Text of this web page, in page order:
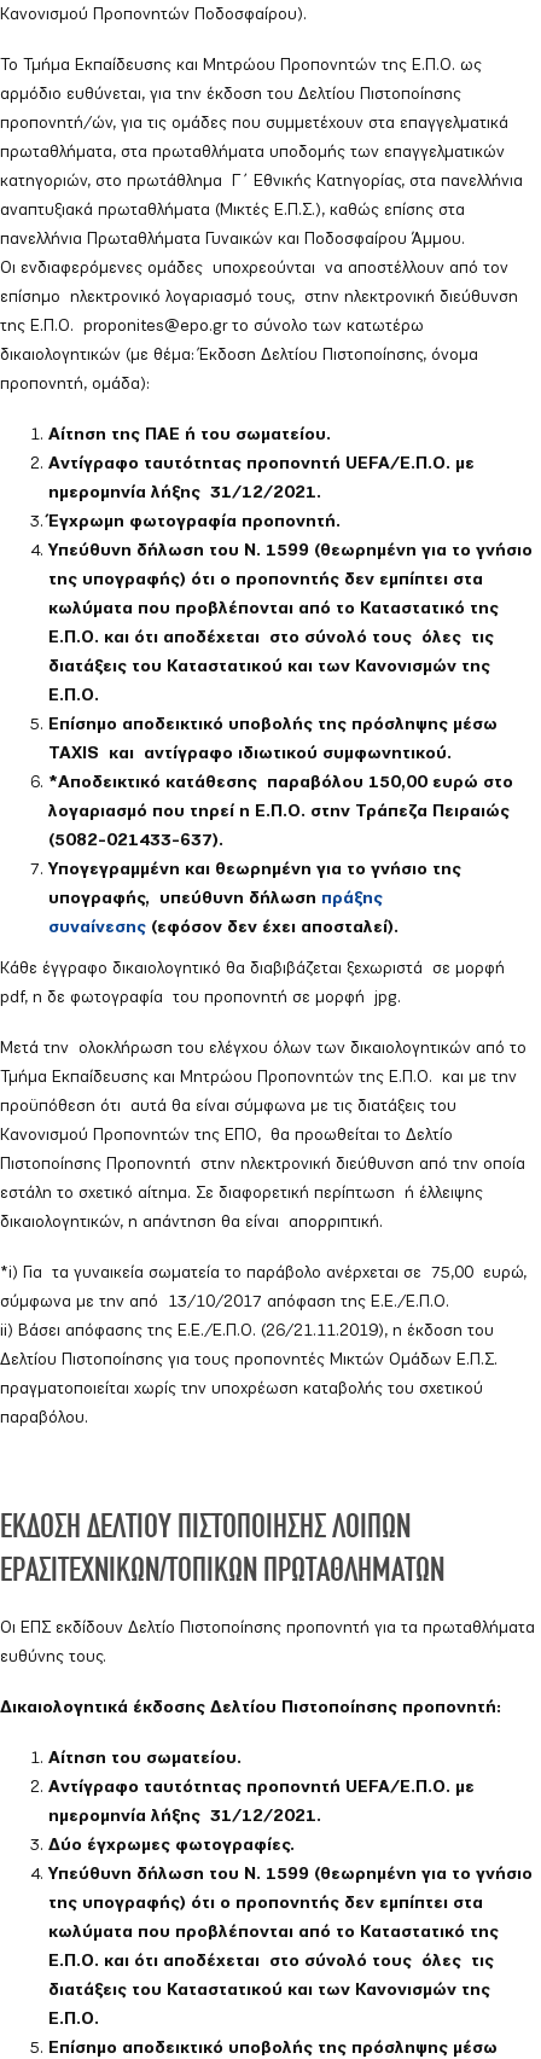
Κανονισμού Προπονητών Ποδοσφαίρου).
Το Τμήμα Εκπαίδευσης και Μητρώου Προπονητών της Ε.Π.Ο. ως
αρμόδιο ευθύνεται, για την έκδοση του Δελτίου Πιστοποίησης
προπονητή/ών, για τις ομάδες που συμμετέχουν στα επαγγελματικά
πρωταθλήματα, στα πρωταθλήματα υποδομής των επαγγελματικών
κατηγοριών, στο πρωτάθλημα Γ΄ Εθνικής Κατηγορίας, στα πανελλήνια
αναπτυξιακά πρωταθλήματα (Μικτές Ε.Π.Σ.), καθώς επίσης στα
πανελλήνια Πρωταθλήματα Γυναικών και Ποδοσφαίρου Άμμου.
Οι ενδιαφερόμενες ομάδες υποχρεούνται να αποστέλλουν από τον
επίσημο ηλεκτρονικό λογαριασμό τους, στην ηλεκτρονική διεύθυνση
της Ε.Π.Ο. proponites@epo.gr το σύνολο των κατωτέρω
δικαιολογητικών (με θέμα: Έκδοση Δελτίου Πιστοποίησης, όνομα
προπονητή, ομάδα):
Αίτηση της ΠΑΕ ή του σωματείου.
Αντίγραφο ταυτότητας προπονητή UEFA/Ε.Π.Ο. με
ημερομηνία λήξης 31/12/2021.
Έγχρωμη φωτογραφία προπονητή.
Υπεύθυνη δήλωση του Ν. 1599 (θεωρημένη για το γνήσιο
της υπογραφής) ότι ο προπονητής δεν εμπίπτει στα
κωλύματα που προβλέπονται από το Καταστατικό της
Ε.Π.Ο. και ότι αποδέχεται στο σύνολό τους όλες τις
διατάξεις του Καταστατικού και των Κανονισμών της
Ε.Π.Ο.
Επίσημο αποδεικτικό υποβολής της πρόσληψης μέσω
TAXIS και αντίγραφο ιδιωτικού συμφωνητικού.
*Αποδεικτικό κατάθεσης παραβόλου 150,00 ευρώ στο
λογαριασμό που τηρεί η Ε.Π.Ο. στην Τράπεζα Πειραιώς
(5082-021433-637).
Υπογεγραμμένη και θεωρημένη για το γνήσιο της
υπογραφής, υπεύθυνη δήλωση πράξης
συναίνεσης (εφόσον δεν έχει αποσταλεί).
Κάθε έγγραφο δικαιολογητικό θα διαβιβάζεται ξεχωριστά σε μορφή
pdf, η δε φωτογραφία του προπονητή σε μορφή jpg.
Μετά την ολοκλήρωση του ελέγχου όλων των δικαιολογητικών από το
Τμήμα Εκπαίδευσης και Μητρώου Προπονητών της Ε.Π.Ο. και με την
προϋπόθεση ότι αυτά θα είναι σύμφωνα με τις διατάξεις του
Κανονισμού Προπονητών της ΕΠΟ, θα προωθείται το Δελτίο
Πιστοποίησης Προπονητή στην ηλεκτρονική διεύθυνση από την οποία
εστάλη το σχετικό αίτημα. Σε διαφορετική περίπτωση ή έλλειψης
δικαιολογητικών, η απάντηση θα είναι απορριπτική.
*i) Για τα γυναικεία σωματεία το παράβολο ανέρχεται σε 75,00 ευρώ,
σύμφωνα με την από 13/10/2017 απόφαση της Ε.Ε./Ε.Π.Ο.
ii) Βάσει απόφασης της Ε.Ε./Ε.Π.Ο. (26/21.11.2019), η έκδοση του
Δελτίου Πιστοποίησης για τους προπονητές Μικτών Ομάδων Ε.Π.Σ.
πραγματοποιείται χωρίς την υποχρέωση καταβολής του σχετικού
παραβόλου.
ΕΚΔΟΣΗ ΔΕΛΤΙΟΥ ΠΙΣΤΟΠΟΙΗΣΗΣ ΛΟΙΠΩΝ
ΕΡΑΣΙΤΕΧΝΙΚΩΝ/ΤΟΠΙΚΩΝ ΠΡΩΤΑΘΛΗΜΑΤΩΝ
Οι ΕΠΣ εκδίδουν Δελτίο Πιστοποίησης προπονητή για τα πρωταθλήματα
ευθύνης τους.
Δικαιολογητικά έκδοσης Δελτίου Πιστοποίησης προπονητή:
Αίτηση του σωματείου.
Αντίγραφο ταυτότητας προπονητή UEFA/Ε.Π.Ο. με
ημερομηνία λήξης 31/12/2021.
Δύο έγχρωμες φωτογραφίες.
Υπεύθυνη δήλωση του Ν. 1599 (θεωρημένη για το γνήσιο
της υπογραφής) ότι ο προπονητής δεν εμπίπτει στα
κωλύματα που προβλέπονται από το Καταστατικό της
Ε.Π.Ο. και ότι αποδέχεται στο σύνολό τους όλες τις
διατάξεις του Καταστατικού και των Κανονισμών της
Ε.Π.Ο.
Επίσημο αποδεικτικό υποβολής της πρόσληψης μέσω